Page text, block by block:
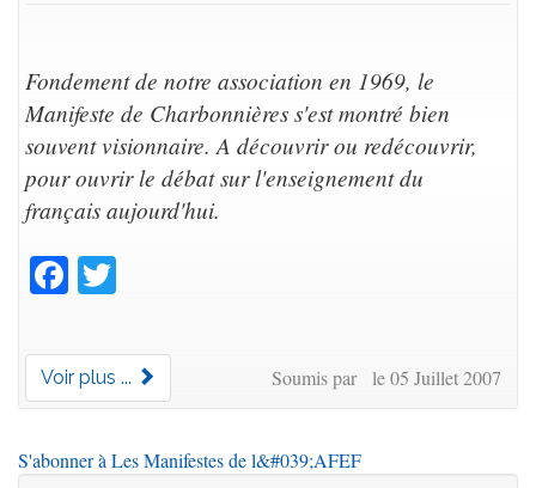
Fondement de notre association en 1969, le
Manifeste de Charbonnières s'est montré bien
souvent visionnaire. A découvrir ou redécouvrir,
pour ouvrir le débat sur l'enseignement du
français aujourd'hui.
Facebook
Voir plus ... Soumis par le 05 Juillet 2007
S'abonner à Les Manifestes de l&#039;AFEF